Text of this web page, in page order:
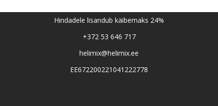
Hindadele lisandub käibemaks 24%
+372 53 646 717
helimix@helimix.ee
EE672200221041222778